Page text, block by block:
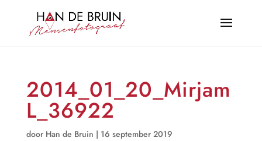
2014_01_20_Mirjam
L_36922
door Han de Bruin | 16 september 2019